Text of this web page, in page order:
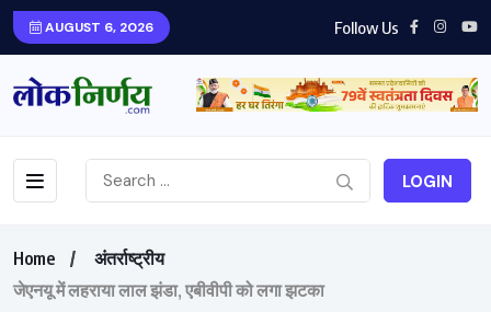
AUGUST 6, 2026 Follow Us
LOGIN
Home
अंतर्राष्ट्रीय
जेएनयू में लहराया लाल झंडा, एबीवीपी को लगा झटका